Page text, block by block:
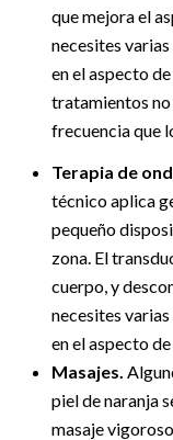
que mejora el
necesites
en el aspecto
tratamientos
frecuencia que
Terapia de
técnico aplica
pequeño
zona. El
cuerpo, y
necesites
en el aspecto de
Masajes.
piel de naranja
masaje